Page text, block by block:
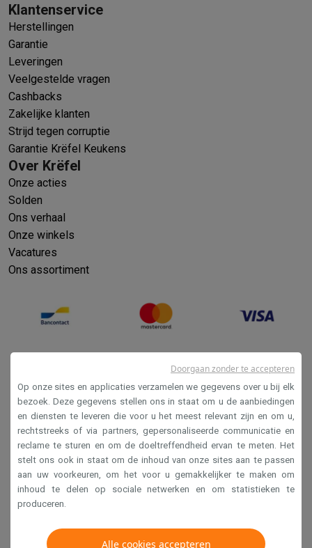
Klantenservice
Herstellingen
Garantie
Leveringen
Veelgestelde vragen
Cashbacks
Zakelijke klanten
Strijd tegen corruptie
Garantie Krëfel Keukens
Over Krëfel
Onze acties
Solden
Ons verhaal
Onze winkels
Vacatures
Ons assortiment
Verkoopsvoorwaarden
Privacy
Disclaimer
Cookies
Krëfel NV - Steenstraat 44 - Industriezone 4 "T Sas",
Op onze sites en applicaties verzamelen we gegevens over u bij elk
bezoek. Deze gegevens stellen ons in staat om u de aanbiedingen
en diensten te leveren die voor u het meest relevant zijn en om u,
rechtstreeks of via partners, gepersonaliseerde communicatie en
reclame te sturen en om de doeltreffendheid ervan te meten. Het
stelt ons ook in staat om de inhoud van onze sites aan te passen
aan uw voorkeuren, om het voor u gemakkelijker te maken om
inhoud te delen op sociale netwerken en om statistieken te
produceren.
Alle cookies accepteren
Doorgaan zonder te accepteren